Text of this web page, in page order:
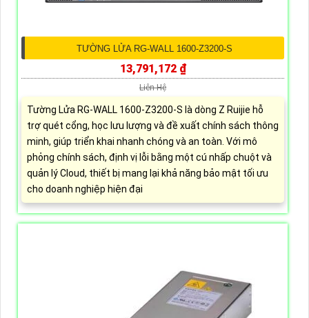
TƯỜNG LỬA RG-WALL 1600-Z3200-S
13,791,172 ₫
Liên Hệ
Tường Lửa RG-WALL 1600-Z3200-S là dòng Z Ruijie hỗ
trợ quét cổng, học lưu lượng và đề xuất chính sách thông
minh, giúp triển khai nhanh chóng và an toàn. Với mô
phỏng chính sách, định vị lỗi bằng một cú nhấp chuột và
quản lý Cloud, thiết bị mang lại khả năng bảo mật tối ưu
cho doanh nghiệp hiện đại